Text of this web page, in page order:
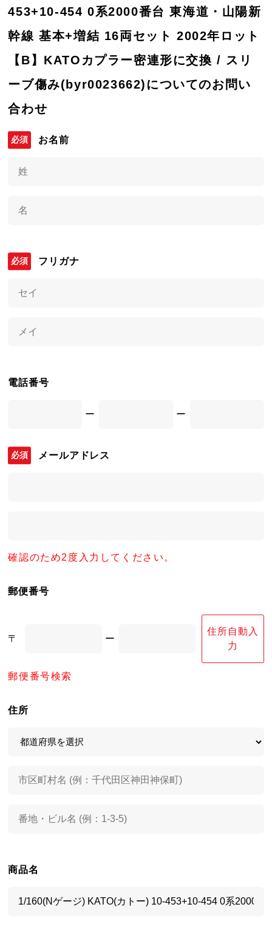
453+10-454 0系2000番台 東海道・山陽新
幹線 基本+増結 16両セット 2002年ロット
【B】KATOカプラー密連形に交換 / スリ
ーブ傷み(byr0023662)についてのお問い
合わせ
お名前
フリガナ
電話番号
ー ー
メールアドレス
確認のため2度入力してください。
郵便番号
〒 ー
住所自動入
力
郵便番号検索
住所
商品名